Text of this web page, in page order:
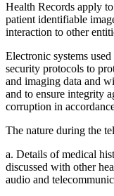
Health Records apply
patient identifiable
interaction to other
Electronic systems
security protocols to
and imaging data and
and to ensure integrity
corruption in
The nature during the
a. Details of medical
discussed with other
audio and